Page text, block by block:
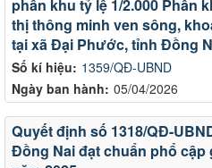
Số kí hiệu: 1359/QĐ-UBND
Ngày ban hành: 05/04/2026
phân khu tỷ lệ 1/2.000 Phân
thị thông minh ven sông,
tại xã Đại Phước, tỉnh Đồng
Quyết định số 1318/QĐ-
Đồng Nai đạt chuẩn phổ